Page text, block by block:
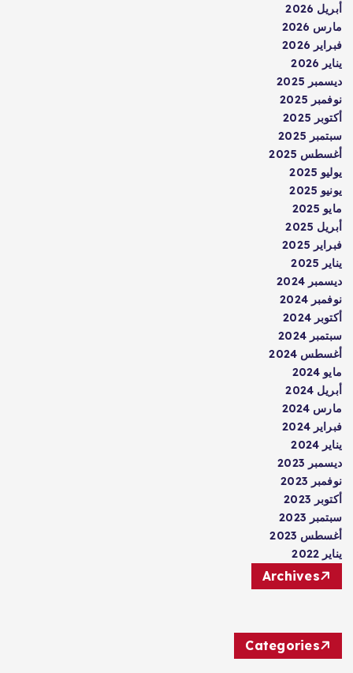
أبريل 2026
مارس 2026
فبراير 2026
يناير 2026
ديسمبر 2025
نوفمبر 2025
أكتوبر 2025
سبتمبر 2025
أغسطس 2025
يوليو 2025
يونيو 2025
مايو 2025
أبريل 2025
فبراير 2025
يناير 2025
ديسمبر 2024
نوفمبر 2024
أكتوبر 2024
سبتمبر 2024
أغسطس 2024
مايو 2024
أبريل 2024
مارس 2024
فبراير 2024
يناير 2024
ديسمبر 2023
نوفمبر 2023
أكتوبر 2023
سبتمبر 2023
أغسطس 2023
يناير 2022
Archives
Categories